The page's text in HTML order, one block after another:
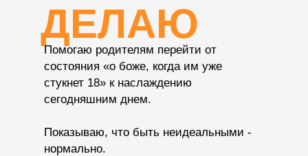
ДЕЛАЮ
Помогаю родителям перейти от
состояния «о боже, когда им уже
стукнет 18» к наслаждению
сегодняшним днем.
Показываю, что быть неидеальными -
нормально.